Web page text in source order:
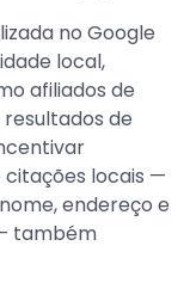
no Google
local,
afiliados de
de
locais —
endereço e
também